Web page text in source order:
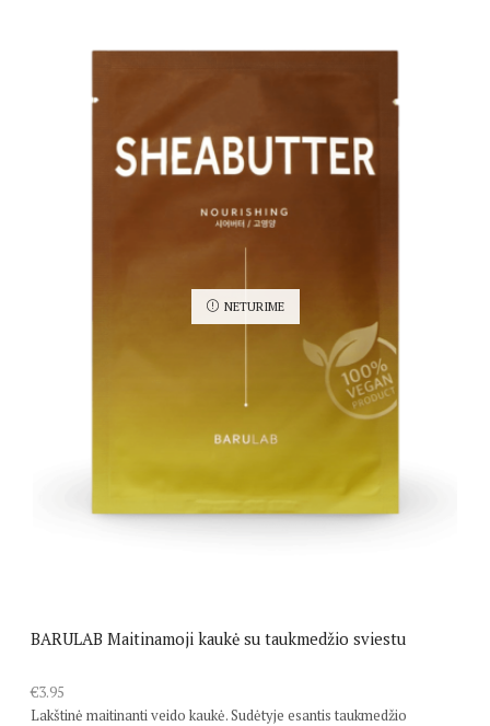
NETURIME
BARULAB Maitinamoji kaukė su taukmedžio sviestu
€3.95
Lakštinė maitinanti veido kaukė. Sudėtyje esantis taukmedžio